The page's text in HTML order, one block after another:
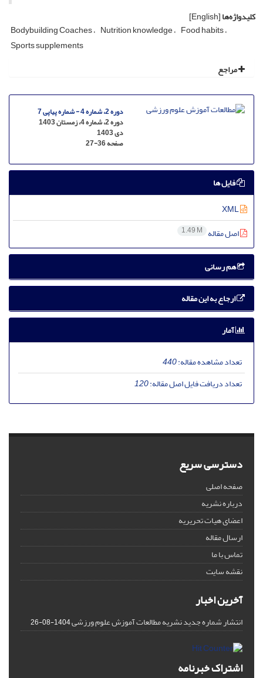
کلیدواژه‌ها[English]
Bodybuilding Coaches Nutrition knowledge Food habits
Sports supplements
مراجع
دوره 2، شماره 4 - شماره پیاپی 7
دوره 2، شماره 4، زمستان 1403
دی 1403
صفحه27-36
فایل ها
اصل مقاله 1.49 M
هم رسانی
ارجاع به این مقاله
آمار
تعداد مشاهده مقاله:440
تعداد دریافت فایل اصل مقاله:120
دسترسی سریع
صفحه اصلی
درباره نشریه
اعضای هیات تحریریه
ارسال مقاله
تماس با ما
نقشه سایت
آخرین اخبار
انتشار شماره جدید نشریه مطالعات آموزش علوم ورزشی1404-08-26
اشتراک خبرنامه